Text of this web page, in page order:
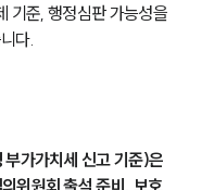
기준, 행정심판 가능성을
다.
가가치세 신고 기준)은
위원회 출석 준비, 보호